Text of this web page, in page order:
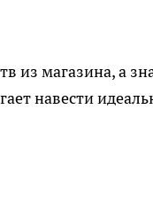
из магазина, а
навести